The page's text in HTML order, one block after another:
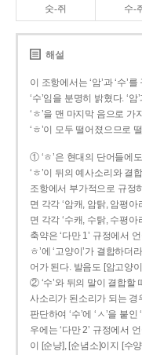
숫-쥐 수-
해설
이 조항에서는 ‘암’과 ‘수’
‘수’임을 분명히 밝혔다. ‘암
‘ㅎ’을 맨 마지막 음으로
‘ㅎ’이 모두 떨어졌으므로
① ‘ㅎ’은 현대의 단어들에
‘ㅎ’이 뒤의 예사소리와 결
조항에서 부가적으로 규정
면 각각 ‘암캐, 암탉, 암평아
면 각각 ‘수캐, 수탉, 수평
축약은 ‘다만 1’ 규정에서
ㅎ’에 ‘고양이’가 결합하더
어가 된다. 발음도 [암고양
② ‘수’와 뒤의 말이 결합할
사소리가 된소리가 되는
판단하여 ‘수’에 ‘ㅅ’을 붙
우에는 ‘다만 2’ 규정에서
이 [순냥], [순념소]이지 [수